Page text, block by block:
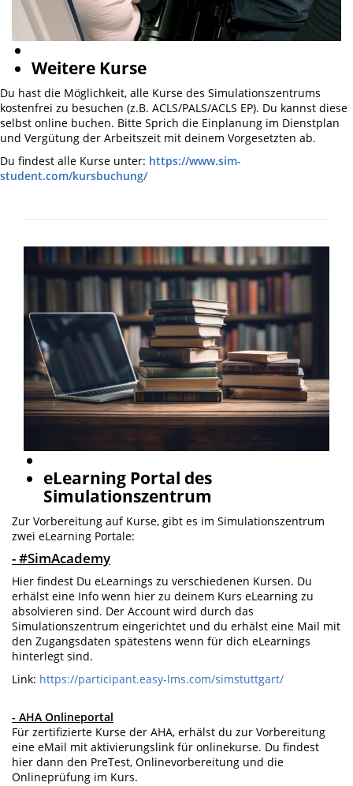
Weitere Kurse
Du hast die Möglichkeit, alle Kurse des Simulationszentrums
kostenfrei zu besuchen (z.B. ACLS/PALS/ACLS EP). Du kannst diese
selbst online buchen. Bitte Sprich die Einplanung im Dienstplan
und Vergütung der Arbeitszeit mit deinem Vorgesetzten ab.
Du findest alle Kurse unter: https://www.sim-
student.com/kursbuchung/
eLearning Portal des
Simulationszentrum
Zur Vorbereitung auf Kurse, gibt es im Simulationszentrum
zwei eLearning Portale:
- #SimAcademy
Hier findest Du eLearnings zu verschiedenen Kursen. Du
erhälst eine Info wenn hier zu deinem Kurs eLearning zu
absolvieren sind. Der Account wird durch das
Simulationszentrum eingerichtet und du erhälst eine Mail mit
den Zugangsdaten spätestens wenn für dich eLearnings
hinterlegt sind.
Link: https://participant.easy-lms.com/simstuttgart/
- AHA Onlineportal
Für zertifizierte Kurse der AHA, erhälst du zur Vorbereitung
eine eMail mit aktivierungslink für onlinekurse. Du findest
hier dann den PreTest, Onlinevorbereitung und die
Onlineprüfung im Kurs.